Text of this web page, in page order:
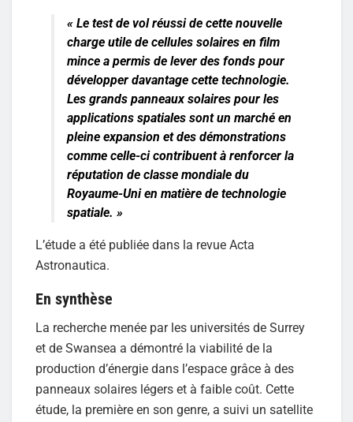
« Le test de vol réussi de cette nouvelle
charge utile de cellules solaires en film
mince a permis de lever des fonds pour
développer davantage cette technologie.
Les grands panneaux solaires pour les
applications spatiales sont un marché en
pleine expansion et des démonstrations
comme celle-ci contribuent à renforcer la
réputation de classe mondiale du
Royaume-Uni en matière de technologie
spatiale. »
L’étude a été publiée dans la revue Acta
Astronautica.
En synthèse
La recherche menée par les universités de Surrey
et de Swansea a démontré la viabilité de la
production d’énergie dans l’espace grâce à des
panneaux solaires légers et à faible coût. Cette
étude, la première en son genre, a suivi un satellite